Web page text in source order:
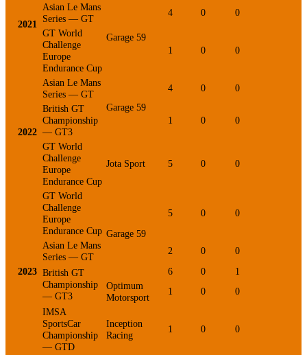
2021
Asian Le Mans
Series — GT
Garage 59
4 0 0
GT World
Challenge
Europe
Endurance Cup
1 0 0
2022
Asian Le Mans
Series — GT
Garage 59
4 0 0
British GT
Championship
— GT3
1 0 0
GT World
Challenge
Europe
Endurance Cup
Jota Sport 5 0 0
2023
GT World
Challenge
Europe
Endurance Cup Garage 59
5 0 0
Asian Le Mans
Series — GT
2 0 0
British GT
Championship
— GT3
6 0 1
Optimum
Motorsport
1 0 0
IMSA
SportsCar
Championship
— GTD
Inception
Racing
1 0 0